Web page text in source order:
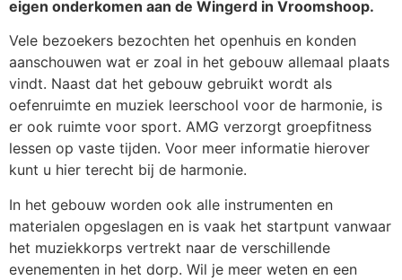
eigen onderkomen aan de Wingerd in Vroomshoop.
Vele bezoekers bezochten het openhuis en konden
aanschouwen wat er zoal in het gebouw allemaal plaats
vindt. Naast dat het gebouw gebruikt wordt als
oefenruimte en muziek leerschool voor de harmonie, is
er ook ruimte voor sport. AMG verzorgt groepfitness
lessen op vaste tijden. Voor meer informatie hierover
kunt u hier terecht bij de harmonie.
In het gebouw worden ook alle instrumenten en
materialen opgeslagen en is vaak het startpunt vanwaar
het muziekkorps vertrekt naar de verschillende
evenementen in het dorp. Wil je meer weten en een